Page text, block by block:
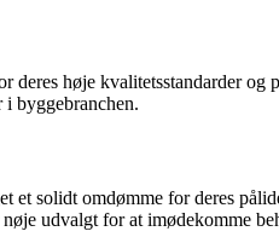
deres høje kvalitetsstandarder
i byggebranchen.
solidt omdømme for deres
udvalgt for at imødekomme